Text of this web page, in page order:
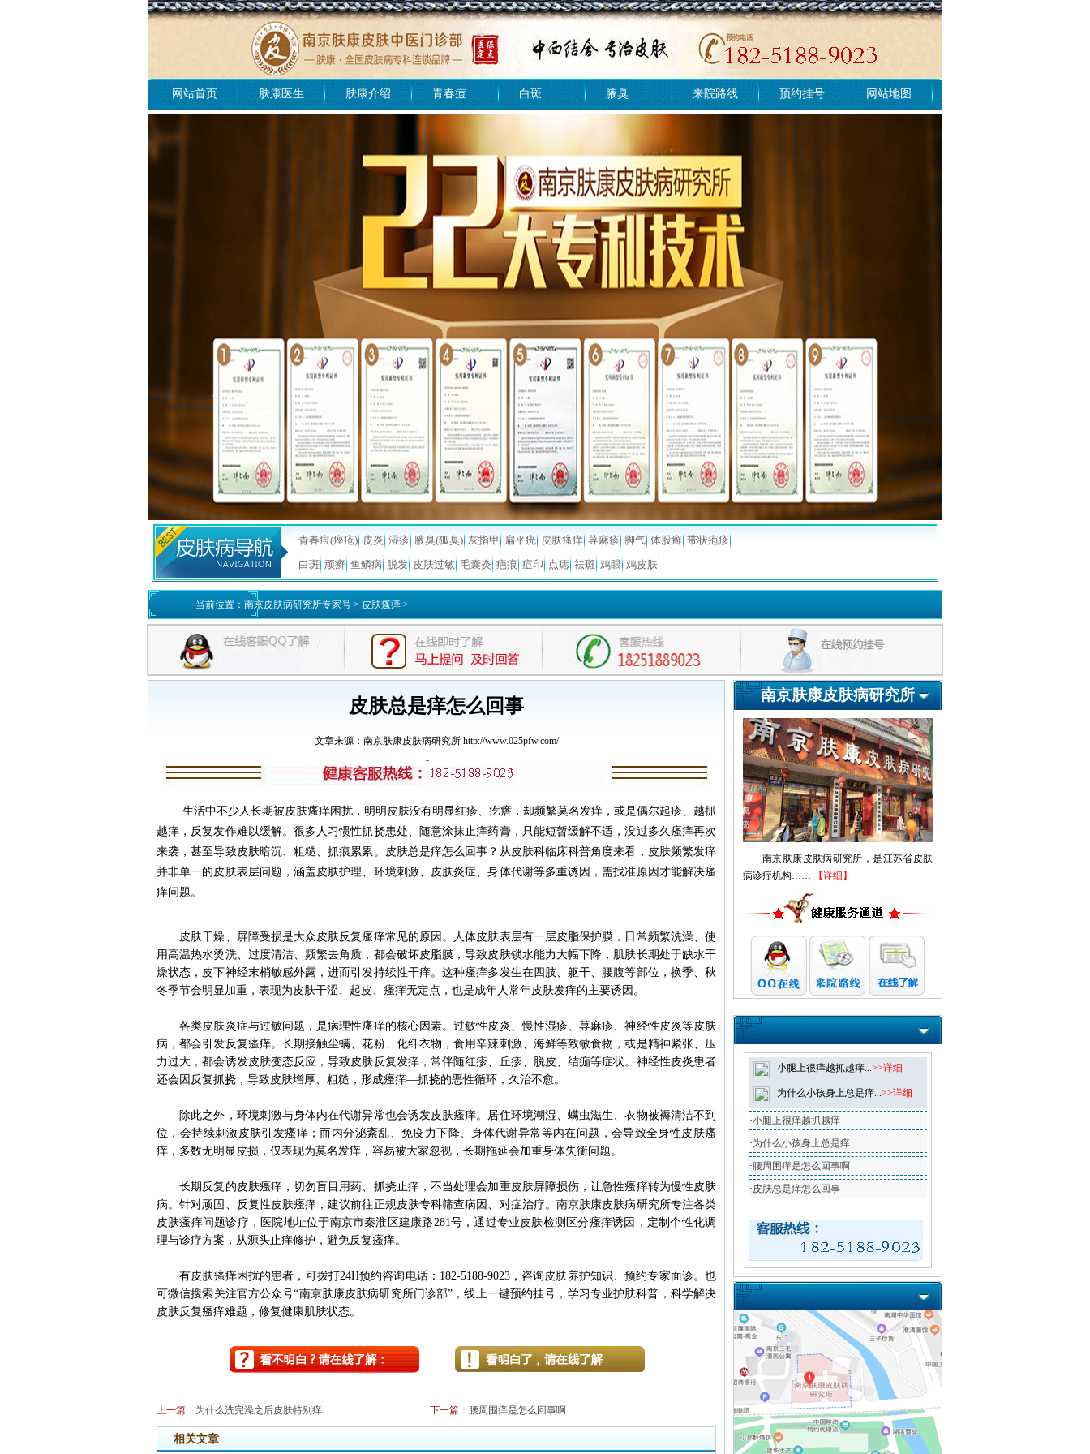
网站首页 肤康医生 肤康介绍 青春痘 白斑 腋臭 来院路线 预约挂号 网站地图
青春痘(痤疮) 皮炎 湿疹 腋臭(狐臭) 灰指甲 扁平疣 皮肤瘙痒 荨麻疹 脚气 体股癣 带状疱疹
白斑 顽癣 鱼鳞病 脱发 皮肤过敏 毛囊炎 疤痕 痘印 点痣 祛斑 鸡眼 鸡皮肤
当前位置： 南京皮肤病研究所专家号 > 皮肤瘙痒 >
皮肤总是痒怎么回事
文章来源：南京肤康皮肤病研究所 http://www.025pfw.com/
生活中不少人长期被皮肤瘙痒困扰，明明皮肤没有明显红疹、疙瘩，却频繁莫名发痒，或是偶尔起疹、越抓
越痒，反复发作难以缓解。很多人习惯性抓挠患处、随意涂抹止痒药膏，只能短暂缓解不适，没过多久瘙痒再次
来袭，甚至导致皮肤暗沉、粗糙、抓痕累累。皮肤总是痒怎么回事？从皮肤科临床科普角度来看，皮肤频繁发痒
并非单一的皮肤表层问题，涵盖皮肤护理、环境刺激、皮肤炎症、身体代谢等多重诱因，需找准原因才能解决瘙
痒问题。
皮肤干燥、屏障受损是大众皮肤反复瘙痒常见的原因。人体皮肤表层有一层皮脂保护膜，日常频繁洗澡、使
用高温热水烫洗、过度清洁、频繁去角质，都会破坏皮脂膜，导致皮肤锁水能力大幅下降，肌肤长期处于缺水干
燥状态，皮下神经末梢敏感外露，进而引发持续性干痒。这种瘙痒多发生在四肢、躯干、腰腹等部位，换季、秋
冬季节会明显加重，表现为皮肤干涩、起皮、瘙痒无定点，也是成年人常年皮肤发痒的主要诱因。
各类皮肤炎症与过敏问题，是病理性瘙痒的核心因素。过敏性皮炎、慢性湿疹、荨麻疹、神经性皮炎等皮肤
病，都会引发反复瘙痒。长期接触尘螨、花粉、化纤衣物，食用辛辣刺激、海鲜等致敏食物，或是精神紧张、压
力过大，都会诱发皮肤变态反应，导致皮肤反复发痒，常伴随红疹、丘疹、脱皮、结痂等症状。神经性皮炎患者
还会因反复抓挠，导致皮肤增厚、粗糙，形成瘙痒—抓挠的恶性循环，久治不愈。
除此之外，环境刺激与身体内在代谢异常也会诱发皮肤瘙痒。居住环境潮湿、螨虫滋生、衣物被褥清洁不到
位，会持续刺激皮肤引发瘙痒；而内分泌紊乱、免疫力下降、身体代谢异常等内在问题，会导致全身性皮肤瘙
痒，多数无明显皮损，仅表现为莫名发痒，容易被大家忽视，长期拖延会加重身体失衡问题。
长期反复的皮肤瘙痒，切勿盲目用药、抓挠止痒，不当处理会加重皮肤屏障损伤，让急性瘙痒转为慢性皮肤
病。针对顽固、反复性皮肤瘙痒，建议前往正规皮肤专科筛查病因、对症治疗。南京肤康皮肤病研究所专注各类
皮肤瘙痒问题诊疗，医院地址位于南京市秦淮区建康路281号，通过专业皮肤检测区分瘙痒诱因，定制个性化调
理与诊疗方案，从源头止痒修护，避免反复瘙痒。
有皮肤瘙痒困扰的患者，可拨打24H预约咨询电话：182-5188-9023，咨询皮肤养护知识、预约专家面诊。也
可微信搜索关注官方公众号“南京肤康皮肤病研究所门诊部”，线上一键预约挂号，学习专业护肤科普，科学解决
皮肤反复瘙痒难题，修复健康肌肤状态。
上一篇： 为什么洗完澡之后皮肤特别痒 下一篇： 腰周围痒是怎么回事啊
相关文章
南京肤康皮肤病研究所
南京肤康皮肤病研究所，是江苏省皮肤
病诊疗机构……
【详细】
小腿上很痒越抓越痒...>>详细
为什么小孩身上总是痒...>>详细
·小腿上很痒越抓越痒
·为什么小孩身上总是痒
· 腰周围痒是怎么回事啊
·皮肤总是痒怎么回事